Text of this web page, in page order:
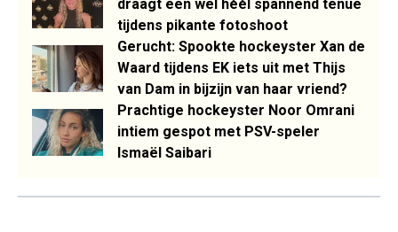
draagt een wel héél spannend tenue
tijdens pikante fotoshoot
Gerucht: Spookte hockeyster Xan de
Waard tijdens EK iets uit met Thijs
van Dam in bijzijn van haar vriend?
Prachtige hockeyster Noor Omrani
intiem gespot met PSV-speler
Ismaël Saibari